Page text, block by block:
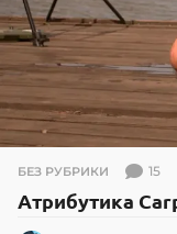
БЕЗ РУБРИКИ 15
Атрибутика